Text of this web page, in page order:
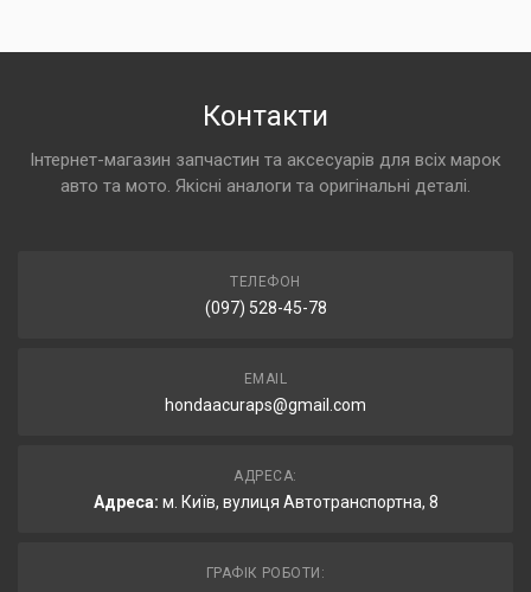
Контакти
Інтернет-магазин запчастин та аксесуарів для всіх марок
авто та мото. Якісні аналоги та оригінальні деталі.
ТЕЛЕФОН
(097) 528-45-78
EMAIL
hondaacuraps@gmail.com
АДРЕСА:
Адреса: м. Київ, вулиця Автотранспортна, 8
ГРАФІК РОБОТИ: